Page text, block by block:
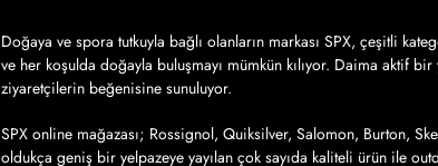
Doğaya ve spora tutkuyla bağlı olanların markası SPX, çeşitli
ve her koşulda doğayla buluşmayı mümkün kılıyor. Daima aktif
ziyaretçilerin beğenisine sunuluyor.
SPX online mağazası; Rossignol, Quiksilver, Salomon, Burton,
oldukça geniş bir yelpazeye yayılan çok sayıda kaliteli ürün ile